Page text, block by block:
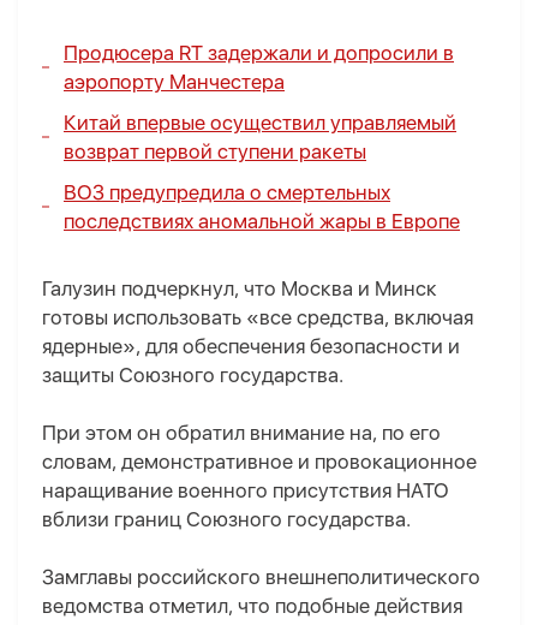
Продюсера RT задержали и допросили в
аэропорту Манчестера
Китай впервые осуществил управляемый
возврат первой ступени ракеты
ВОЗ предупредила о смертельных
последствиях аномальной жары в Европе
Галузин подчеркнул, что Москва и Минск
готовы использовать «все средства, включая
ядерные», для обеспечения безопасности и
защиты Союзного государства.
При этом он обратил внимание на, по его
словам, демонстративное и провокационное
наращивание военного присутствия НАТО
вблизи границ Союзного государства.
Замглавы российского внешнеполитического
ведомства отметил, что подобные действия